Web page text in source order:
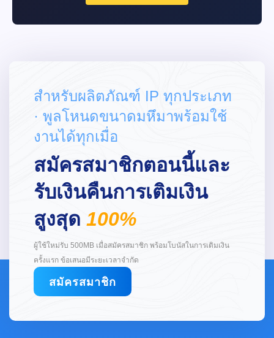
สำหรับผลิตภัณฑ์ IP ทุกประเภท
· พูลโหนดขนาดมหึมาพร้อมใช้
งานได้ทุกเมื่อ
สมัครสมาชิกตอนนี้และ
รับเงินคืนการเติมเงิน
สูงสุด 100%
ผู้ใช้ใหม่รับ 500MB เมื่อสมัครสมาชิก พร้อมโบนัสในการเติมเงิน
ครั้งแรก ข้อเสนอมีระยะเวลาจำกัด
สมัครสมาชิก